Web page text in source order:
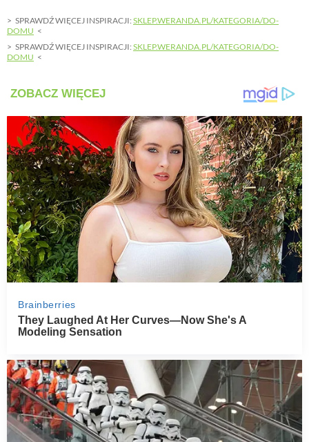
SPRAWDŹ WIĘCEJ INSPIRACJI: SKLEP.WERANDA.PL/KATEGORIA/DO-
DOMU
SPRAWDŹ WIĘCEJ INSPIRACJI: SKLEP.WERANDA.PL/KATEGORIA/DO-
DOMU